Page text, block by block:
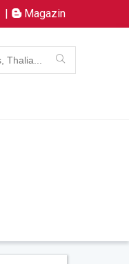
| Magazin